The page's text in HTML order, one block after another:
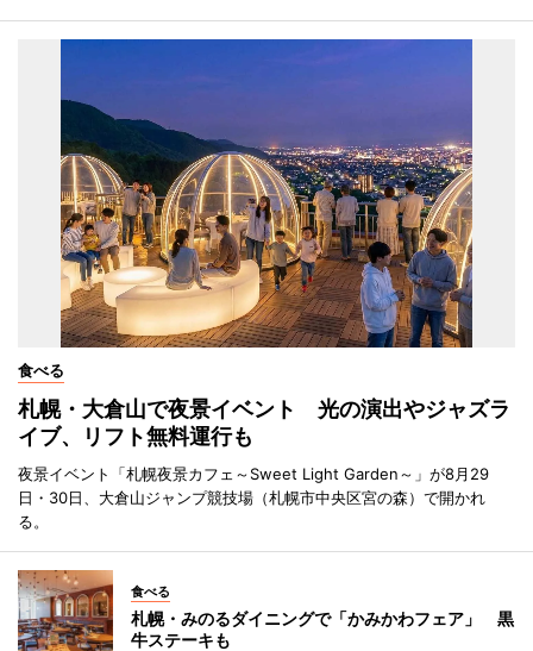
食べる
札幌・大倉山で夜景イベント 光の演出やジャズラ
イブ、リフト無料運行も
夜景イベント「札幌夜景カフェ～Sweet Light Garden～」が8月29
日・30日、大倉山ジャンプ競技場（札幌市中央区宮の森）で開かれ
る。
食べる
札幌・みのるダイニングで「かみかわフェア」 黒
牛ステーキも